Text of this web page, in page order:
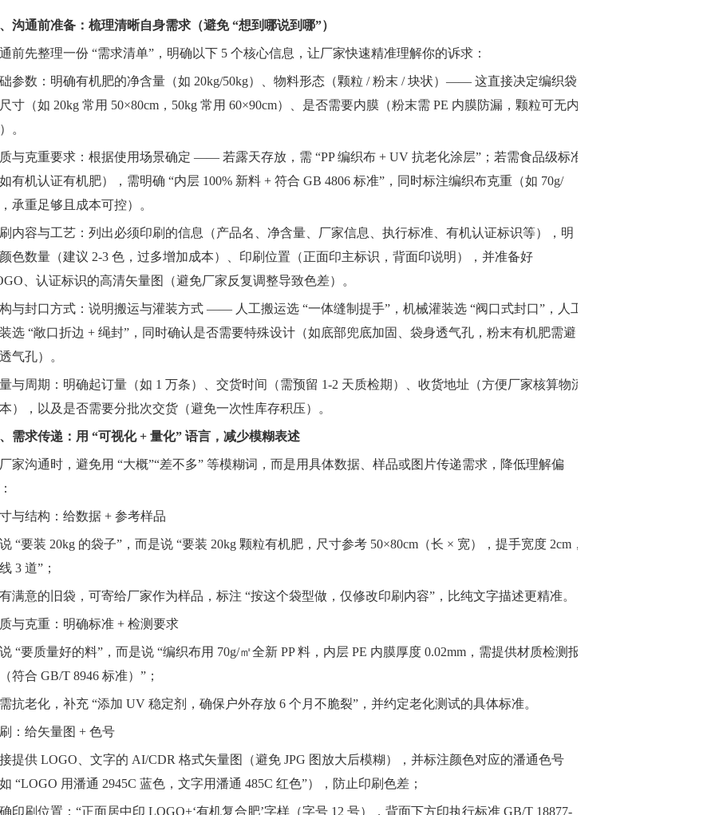
沟通前准备：梳理清晰自身需求（避免 “想到哪说到哪”）
前先整理一份 “需求清单”，明确以下 5 个核心信息，让厂家快速精准理解你的诉求：
参数：明确有机肥的净含量（如 20kg/50kg）、物料形态（颗粒 / 粉末 / 块状）—— 这直接决定编织袋
寸（如 20kg 常用 50×80cm，50kg 常用 60×90cm）、是否需要内膜（粉末需 PE 内膜防漏，颗粒可无内
。
与克重要求：根据使用场景确定 —— 若露天存放，需 “PP 编织布 + UV 抗老化涂层”；若需食品级标准
如有机认证有机肥），需明确 “内层 100% 新料 + 符合 GB 4806 标准”，同时标注编织布克重（如 70g/
承重足够且成本可控）。
内容与工艺：列出必须印刷的信息（产品名、净含量、厂家信息、执行标准、有机认证标识等），明
色数量（建议 2-3 色，过多增加成本）、印刷位置（正面印主标识，背面印说明），并准备好
、认证标识的高清矢量图（避免厂家反复调整导致色差）。
与封口方式：说明搬运与灌装方式 —— 人工搬运选 “一体缝制提手”，机械灌装选 “阀口式封口”，人工
选 “敞口折边 + 绳封”，同时确认是否需要特殊设计（如底部兜底加固、袋身透气孔，粉末有机肥需避
气孔）。
与周期：明确起订量（如 1 万条）、交货时间（需预留 1-2 天质检期）、收货地址（方便厂家核算物流
），以及是否需要分批次交货（避免一次性库存积压）。
需求传递：用 “可视化 + 量化” 语言，减少模糊表述
家沟通时，避免用 “大概”“差不多” 等模糊词，而是用具体数据、样品或图片传递需求，降低理解偏
与结构：给数据 + 参考样品
“要装 20kg 的袋子”，而是说 “要装 20kg 颗粒有机肥，尺寸参考 50×80cm（长 × 宽），提手宽度 2cm，
3 道”；
满意的旧袋，可寄给厂家作为样品，标注 “按这个袋型做，仅修改印刷内容”，比纯文字描述更精准。
与克重：明确标准 + 检测要求
“要质量好的料”，而是说 “编织布用 70g/㎡全新 PP 料，内层 PE 内膜厚度 0.02mm，需提供材质检测报
符合 GB/T 8946 标准）”；
抗老化，补充 “添加 UV 稳定剂，确保户外存放 6 个月不脆裂”，并约定老化测试的具体标准。
：给矢量图 + 色号
提供 LOGO、文字的 AI/CDR 格式矢量图（避免 JPG 图放大后模糊），并标注颜色对应的潘通色号
如 “LOGO 用潘通 2945C 蓝色，文字用潘通 485C 红色”），防止印刷色差；
印刷位置：“正面居中印 LOGO+‘有机复合肥’字样（字号 12 号），背面下方印执行标准 GB/T 18877-